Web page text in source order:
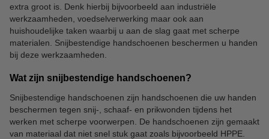
extra groot is. Denk hierbij bijvoorbeeld aan industriële
werkzaamheden, voedselverwerking maar ook aan
huishoudelijke taken waarbij u aan de slag gaat met scherpe
materialen. Snijbestendige handschoenen beschermen u handen
bij deze werkzaamheden.
Wat zijn snijbestendige handschoenen?
Snijbestendige handschoenen zijn handschoenen die uw handen
beschermen tegen snij-, schaaf- en prikwonden tijdens het
werken met scherpe voorwerpen. De handschoenen zijn gemaakt
van materiaal dat niet snel stuk gaat zoals bijvoorbeeld HPPE.